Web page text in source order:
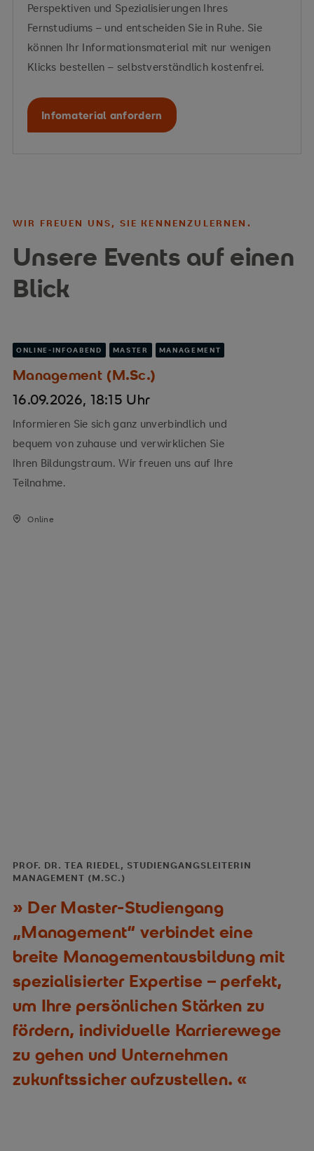
Perspektiven und Spezialisierungen Ihres
Fernstudiums – und entscheiden Sie in Ruhe. Sie
können Ihr Informationsmaterial mit nur wenigen
Klicks bestellen – selbstverständlich kostenfrei.
Infomaterial anfordern
WIR FREUEN UNS, SIE KENNENZULERNEN.
Unsere Events auf einen
Blick
ONLINE-INFOABEND MASTER MANAGEMENT
Management (M.Sc.)
16.09.2026, 18:15 Uhr
Informieren Sie sich ganz unverbindlich und
bequem von zuhause und verwirklichen Sie
Ihren Bildungstraum. Wir freuen uns auf Ihre
Teilnahme.
Online
Der Master-Studiengang
„Management“ verbindet eine
breite Managementausbildung mit
spezialisierter Expertise – perfekt,
um Ihre persönlichen Stärken zu
fördern, individuelle Karrierewege
zu gehen und Unternehmen
zukunftssicher aufzustellen.
PROF. DR. TEA RIEDEL, STUDIENGANGSLEITERIN
MANAGEMENT (M.SC.)